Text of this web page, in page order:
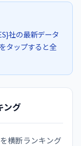
社の最新データ
タップすると全
ング
横断ランキング